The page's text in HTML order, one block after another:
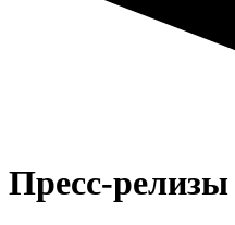
Пресс-релизы